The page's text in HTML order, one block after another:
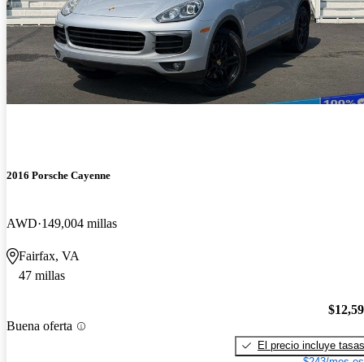
2016 Porsche Cayenne
AWD 149,004 millas
Fairfax, VA
47 millas
Buena oferta
El precio incluye tasas